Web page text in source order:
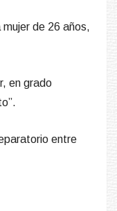
de 26 años,
en grado
entre